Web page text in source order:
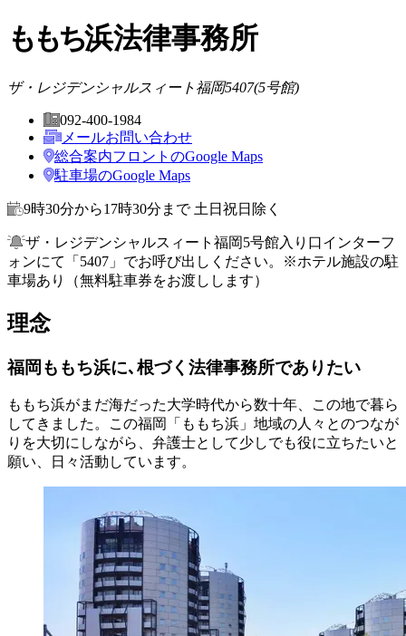
ももち浜法律事務所
ザ・レジデンシャルスィート福岡5407(5号館)
092-400-1984
メールお問い合わせ
総合案内フロントのGoogle Maps
駐車場のGoogle Maps
9時30分から17時30分まで 土日祝日除く
ザ・レジデンシャルスィート福岡5号館入り口インターフ
ォンにて「5407」でお呼び出しください。
※ホテル施設の駐
車場あり（無料駐車券をお渡しします）
理念
福岡ももち浜に､根づく法律事務所でありたい
ももち浜がまだ海だった大学時代から数十年、この地で暮ら
してきました。この福岡「ももち浜」地域の人々とのつなが
りを大切にしながら、弁護士として少しでも役に立ちたいと
願い、日々活動しています。